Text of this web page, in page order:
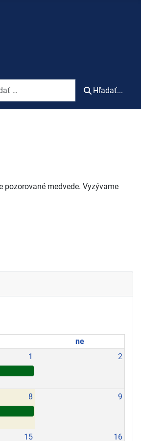
Hľadať...
medvede. Vyzývame
ne
1 2
8 9
15 16